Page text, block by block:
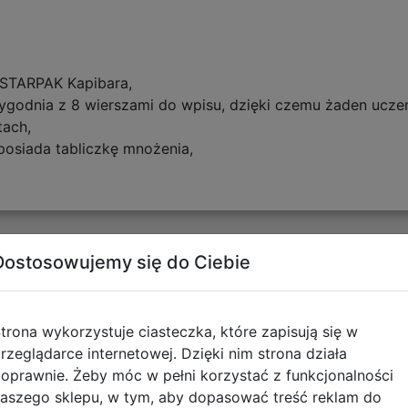
Kapibara,
z 8 wierszami do wpisu, dzięki czemu żaden
tabliczkę mnożenia,
zgodności
Informacje o
Artykuły szkolne -
pobierz plik
się do Ciebie
wykorzystuje ciasteczka, które zapisują się w
internetowej. Dzięki nim strona działa
Żeby móc w pełni korzystać z funkcjonalności
sklepu, w tym, aby dopasować treść reklam do